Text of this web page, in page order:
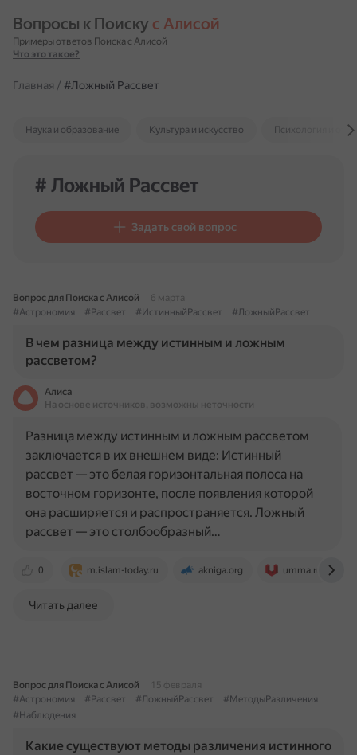
Вопросы к Поиску с Алисой
Примеры ответов Поиска с Алисой
Что это такое?
Главная / #Ложный Рассвет
Наука и образование Культура и искусство Психология и
# Ложный Рассвет
Задать свой вопрос
Вопрос для Поиска с Алисой
6 марта
#Астрономия
#Рассвет #ИстинныйРассвет #ЛожныйРассвет
В чем разница между истинным и ложным
рассветом?
Алиса
На основе источников, возможны неточности
0 m.islam-today.ru akniga.org umma.ru
Разница между истинным и ложным рассветом
заключается в их внешнем виде: Истинный
рассвет — это белая горизонтальная полоса на
восточном горизонте, после появления которой
она расширяется и распространяется. Ложный
рассвет — это столбообразный…
Читать далее
Вопрос для Поиска с Алисой
15 февраля
#Астрономия
#Рассвет #ЛожныйРассвет
#МетодыРазличения
#Наблюдения
Какие существуют методы различения истинного